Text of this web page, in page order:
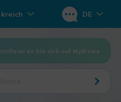
DE
Sie sich auf MyRitme